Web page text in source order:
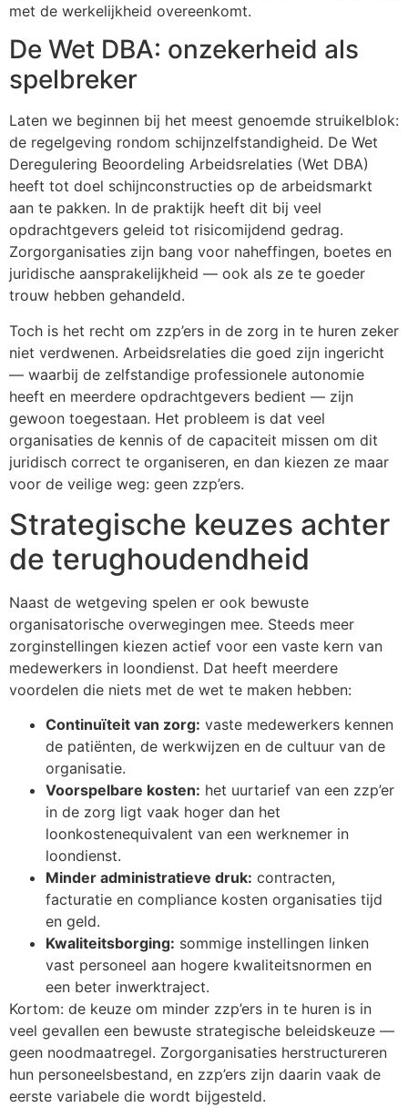
met de werkelijkheid overeenkomt.
De Wet DBA: onzekerheid als
spelbreker
Laten we beginnen bij het meest genoemde struikelblok:
de regelgeving rondom schijnzelfstandigheid. De Wet
Deregulering Beoordeling Arbeidsrelaties (Wet DBA)
heeft tot doel schijnconstructies op de arbeidsmarkt
aan te pakken. In de praktijk heeft dit bij veel
opdrachtgevers geleid tot risicomijdend gedrag.
Zorgorganisaties zijn bang voor naheffingen, boetes en
juridische aansprakelijkheid — ook als ze te goeder
trouw hebben gehandeld.
Toch is het recht om zzp’ers in de zorg in te huren zeker
niet verdwenen. Arbeidsrelaties die goed zijn ingericht
— waarbij de zelfstandige professionele autonomie
heeft en meerdere opdrachtgevers bedient — zijn
gewoon toegestaan. Het probleem is dat veel
organisaties de kennis of de capaciteit missen om dit
juridisch correct te organiseren, en dan kiezen ze maar
voor de veilige weg: geen zzp’ers.
Strategische keuzes achter
de terughoudendheid
Naast de wetgeving spelen er ook bewuste
organisatorische overwegingen mee. Steeds meer
zorginstellingen kiezen actief voor een vaste kern van
medewerkers in loondienst. Dat heeft meerdere
voordelen die niets met de wet te maken hebben:
Continuïteit van zorg: vaste medewerkers kennen
de patiënten, de werkwijzen en de cultuur van de
organisatie.
Voorspelbare kosten: het uurtarief van een zzp’er
in de zorg ligt vaak hoger dan het
loonkostenequivalent van een werknemer in
loondienst.
Minder administratieve druk: contracten,
facturatie en compliance kosten organisaties tijd
en geld.
Kwaliteitsborging: sommige instellingen linken
vast personeel aan hogere kwaliteitsnormen en
een beter inwerktraject.
Kortom: de keuze om minder zzp’ers in te huren is in
veel gevallen een bewuste strategische beleidskeuze —
geen noodmaatregel. Zorgorganisaties herstructureren
hun personeelsbestand, en zzp’ers zijn daarin vaak de
eerste variabele die wordt bijgesteld.